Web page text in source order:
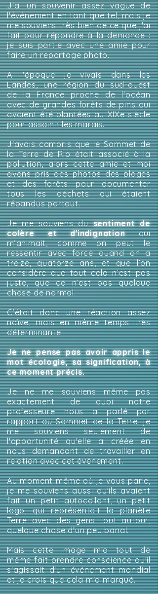
J'ai un souvenir assez vague de
l'événement en tant que tel, mais je
me souviens très bien de ce que j'ai
fait pour répondre à la demande :
je suis partie avec une amie pour
faire un reportage photo.
A l'époque je vivais dans les
Landes, une région du sud-ouest
de la France proche de l'océan
avec de grandes forêts de pins qui
avaient été plantées au XIXe siècle
pour assainir les marais.
J'avais compris que le Sommet de
la Terre de Rio était associé à la
pollution, alors cette amie et moi
avons pris des photos des plages
et des forêts pour documenter
tous les déchets qui étaient
répandus partout.
Je me souviens dusentiment de
colère et d'indignationqui
m’animait, comme on peut le
ressentir avec force quand on a
treize, quatorze ans, et que l’on
considère que tout cela n’est pas
juste, que ce n’est pas quelque
chose de normal.
C’était donc une réaction assez
naïve, mais en même temps très
déterminante.
Je ne pense pas avoir appris le
mot écologie, sa signification, à
ce moment précis.
Je ne me souviens même pas
exactement de quoi notre
professeure nous a parlé par
rapport au Sommet de la Terre, je
me souviens seulement de
l'opportunité qu'elle a créée en
nous demandant de travailler en
relation avec cet événement.
Au moment même où je vous parle,
je me souviens aussi qu'ils avaient
fait un petit autocollant, un petit
logo, qui représentait la planète
Terre avec des gens tout autour,
quelque chose d'un peu banal.
Mais cette image m'a tout de
même fait prendre conscience qu'il
s'agissait d'un événement mondial
et je crois que cela m'a marqué.